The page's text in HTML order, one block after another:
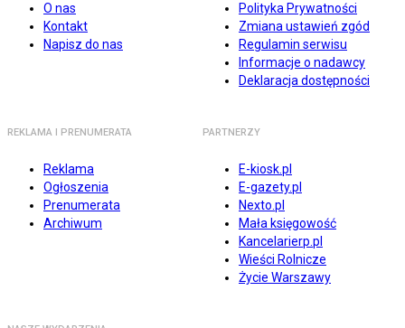
O nas
Kontakt
Napisz do nas
Polityka Prywatności
Zmiana ustawień zgód
Regulamin serwisu
Informacje o nadawcy
Deklaracja dostępności
REKLAMA I PRENUMERATA
Reklama
Ogłoszenia
Prenumerata
Archiwum
PARTNERZY
E-kiosk.pl
E-gazety.pl
Nexto.pl
Mała księgowość
Kancelarierp.pl
Wieści Rolnicze
Życie Warszawy